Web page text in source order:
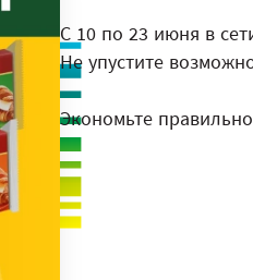
С 10 по 23 июня в
Не упустите
Экономьте правильно